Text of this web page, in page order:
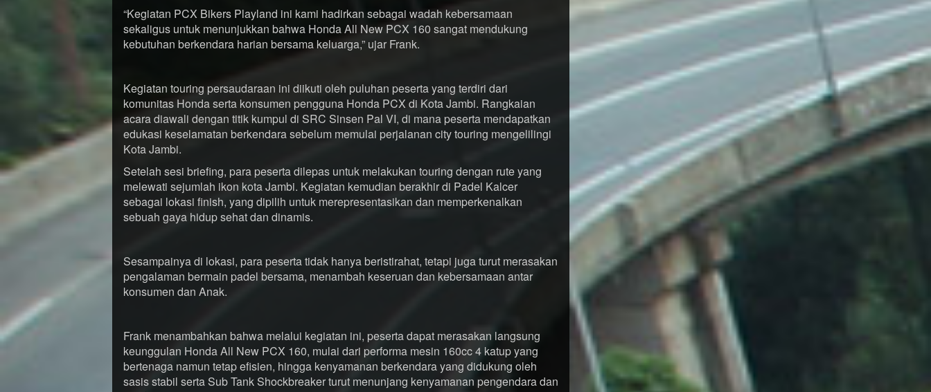
“Kegiatan PCX Bikers Playland ini kami hadirkan sebagai wadah kebersamaan
sekaligus untuk menunjukkan bahwa Honda All New PCX 160 sangat mendukung
kebutuhan berkendara harian bersama keluarga,” ujar Frank.
Kegiatan touring persaudaraan ini diikuti oleh puluhan peserta yang terdiri dari
komunitas Honda serta konsumen pengguna Honda PCX di Kota Jambi. Rangkaian
acara diawali dengan titik kumpul di SRC Sinsen Pal VI, di mana peserta mendapatkan
edukasi keselamatan berkendara sebelum memulai perjalanan city touring mengelilingi
Kota Jambi.
Setelah sesi briefing, para peserta dilepas untuk melakukan touring dengan rute yang
melewati sejumlah ikon kota Jambi. Kegiatan kemudian berakhir di Padel Kalcer
sebagai lokasi finish, yang dipilih untuk merepresentasikan dan memperkenalkan
sebuah gaya hidup sehat dan dinamis.
Sesampainya di lokasi, para peserta tidak hanya beristirahat, tetapi juga turut merasakan
pengalaman bermain padel bersama, menambah keseruan dan kebersamaan antar
konsumen dan Anak.
Frank menambahkan bahwa melalui kegiatan ini, peserta dapat merasakan langsung
keunggulan Honda All New PCX 160, mulai dari performa mesin 160cc 4 katup yang
bertenaga namun tetap efisien, hingga kenyamanan berkendara yang didukung oleh
sasis stabil serta Sub Tank Shockbreaker turut menunjang kenyamanan pengendara dan